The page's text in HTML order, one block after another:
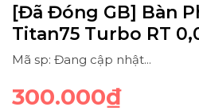
[Đã Đóng GB] Bàn
Titan75 Turbo RT
Mã sp: Đang cập nhật...
300.000₫